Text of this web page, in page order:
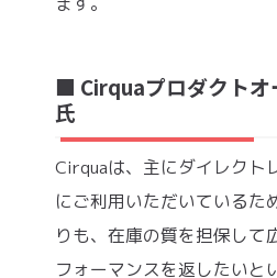
■ Cirquaプロダクト
氏
Cirquaは、主にダイレクト
にご利用いただいているた
りも、在庫の質を担保して
フォーマンスを返したいと